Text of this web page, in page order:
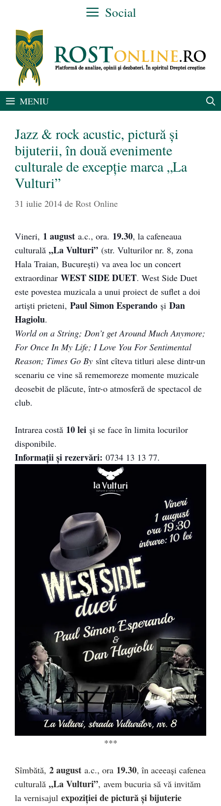
conținut
Social
MENIU
Jazz & rock acustic, pictură şi
bijuterii, în două evenimente
culturale de excepţie marca „La
Vulturi”
31 iulie 2014 de Rost Online
Vineri, 1 august a.c., ora. 19.30, la cafeneaua
culturală „La Vulturi” (str. Vulturilor nr. 8, zona
Hala Traian, Bucureşti) va avea loc un concert
extraordinar WEST SIDE DUET. West Side Duet
este povestea muzicala a unui proiect de suflet a doi
artişti prieteni, Paul Simon Esperando şi Dan
Hagiolu.
World on a String; Don’t get Around Much Anymore;
For Once In My Life; I Love You For Sentimental
Reason; Times Go By sînt cîteva titluri alese dintr-un
scenariu ce vine să rememoreze momente muzicale
deosebit de plăcute, într-o atmosferă de spectacol de
club.
Intrarea costă 10 lei şi se face în limita locurilor
disponibile.
Informaţii şi rezervări: 0734 13 13 77.
***
Sîmbătă, 2 august a.c., ora 19.30, în aceeaşi cafenea
culturală „La Vulturi”, avem bucuria să vă invităm
la vernisajul expoziţiei de pictură şi bijuterie